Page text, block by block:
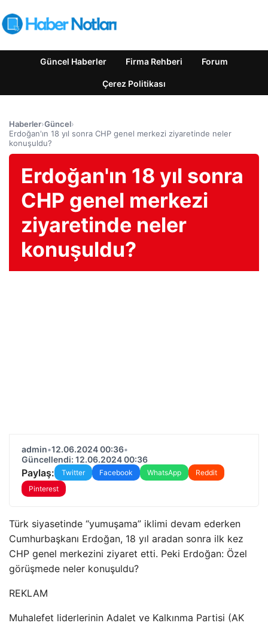
Güncel Haberler Firma Rehberi Forum
Çerez Politikası
Haberler›Güncel›
Erdoğan'ın 18 yıl sonra CHP genel merkezi ziyaretinde neler
konuşuldu?
Erdoğan'ın 18 yıl sonra
CHP genel merkezi
ziyaretinde neler
konuşuldu?
admin•12.06.2024 00:36•
Güncellendi: 12.06.2024 00:36
Paylaş: Twitter Facebook WhatsApp
Reddit
Pinterest
Türk siyasetinde “yumuşama” iklimi devam ederken
Cumhurbaşkanı Erdoğan, 18 yıl aradan sonra ilk kez
CHP genel merkezini ziyaret etti. Peki Erdoğan: Özel
görüşmede neler konuşuldu?
REKLAM
Muhalefet liderlerinin Adalet ve Kalkınma Partisi (AK